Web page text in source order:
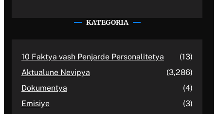
KATEGORIA
10 Faktya vash Penjarde Personalitetya
(13)
Aktualune Nevipya
(3,286)
Dokumentya
(4)
Emisiye
(3)